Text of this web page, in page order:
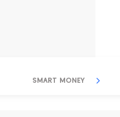
SMART MONEY